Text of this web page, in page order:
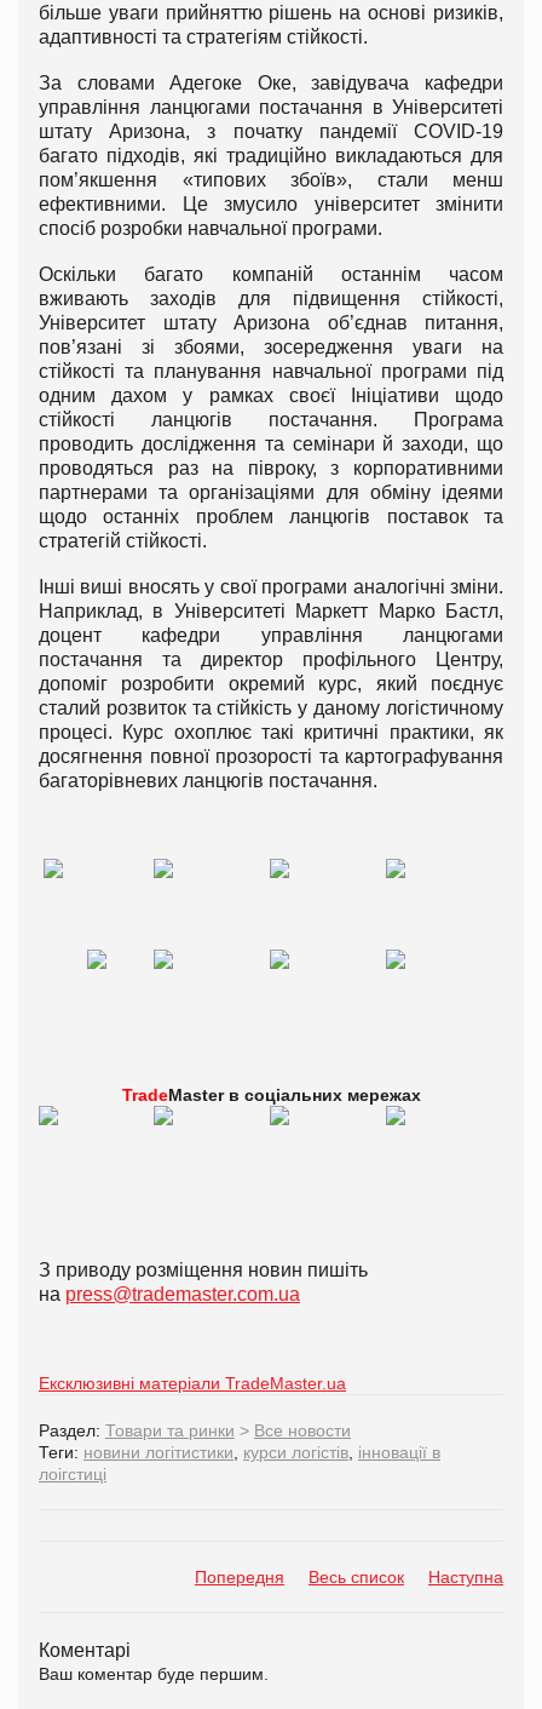
більше уваги прийняттю рішень на основі ризиків,
адаптивності та стратегіям стійкості.
За словами Адегоке Оке, завідувача кафедри
управління ланцюгами постачання в Університеті
штату Аризона, з початку пандемії COVID-19
багато підходів, які традиційно викладаються для
пом’якшення «типових збоїв», стали менш
ефективними. Це змусило університет змінити
спосіб розробки навчальної програми.
Оскільки багато компаній останнім часом
вживають заходів для підвищення стійкості,
Університет штату Аризона об’єднав питання,
пов’язані зі збоями, зосередження уваги на
стійкості та планування навчальної програми під
одним дахом у рамках своєї Ініціативи щодо
стійкості ланцюгів постачання. Програма
проводить дослідження та семінари й заходи, що
проводяться раз на півроку, з корпоративними
партнерами та організаціями для обміну ідеями
щодо останніх проблем ланцюгів поставок та
стратегій стійкості.
Інші виші вносять у свої програми аналогічні зміни.
Наприклад, в Університеті Маркетт Марко Бастл,
доцент кафедри управління ланцюгами
постачання та директор профільного Центру,
допоміг розробити окремий курс, який поєднує
сталий розвиток та стійкість у даному логістичному
процесі. Курс охоплює такі критичні практики, як
досягнення повної прозорості та картографування
багаторівневих ланцюгів постачання.
TradeMaster в соціальних мережах
З приводу розміщення новин пишіть
на press@trademaster.com.ua
Ексклюзивні матеріали TradeMaster.ua
Раздел: Товари та ринки > Все новости
Теги: новини логітистики курси логістів інновації в
лоігстиці
Попередня Весь список Наступна
Коментарі
Ваш коментар буде першим.